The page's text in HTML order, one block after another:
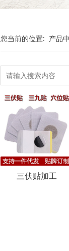
您当前的位置: 产品
三伏贴加工